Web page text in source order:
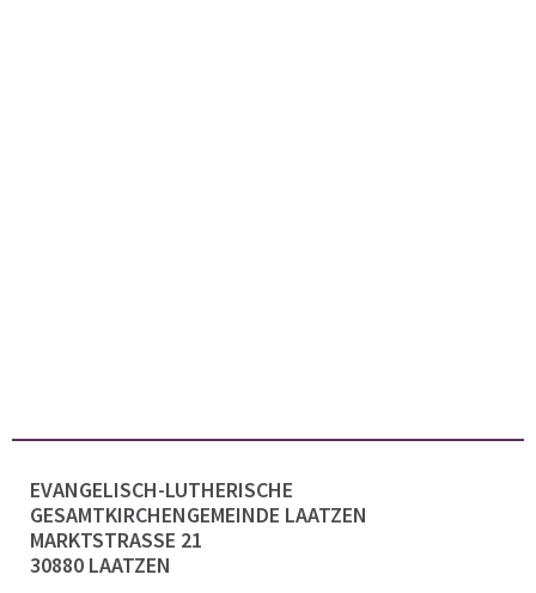
EVANGELISCH-LUTHERISCHE
GESAMTKIRCHENGEMEINDE LAATZEN
MARKTSTRASSE 21
30880 LAATZEN